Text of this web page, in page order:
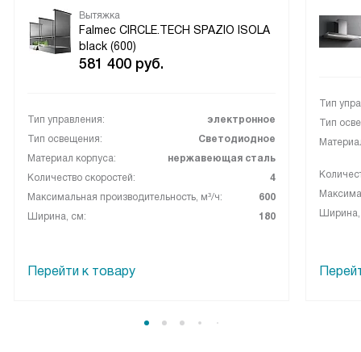
Вытяжка
Falmec CIRCLE.TECH SPAZIO ISOLA
black (600)
581 400 руб.
Тип управления:
электронное
Тип освещения:
Светодиодное
Материал корпуса:
нержавеющая сталь
Количество скоростей:
4
Максимальная производительность, м³/ч:
600
Ширина, см:
180
Перейти к товару
Тип
Тип